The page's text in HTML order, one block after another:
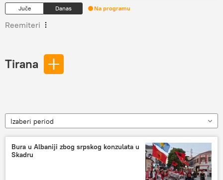
Juče Danas Na programu
Reemiteri
Tirana
Izaberi period
Bura u Albaniji zbog srpskog konzulata u
Skadru